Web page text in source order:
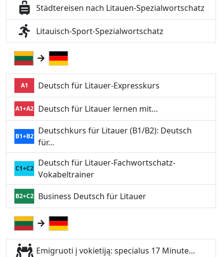
Städtereisen nach Litauen-Spezialwortschatz
Litauisch-Sport-Spezialwortschatz
A1 Deutsch für Litauer-Expresskurs
A1+A2 Deutsch für Litauer lernen mit…
B1+B2
Deutschkurs für Litauer (B1/B2): Deutsch
für…
C1+C2
Deutsch für Litauer-Fachwortschatz-
Vokabeltrainer
B2+C2 Business Deutsch für Litauer
Emigruoti į vokietiją: specialus 17 Minute…